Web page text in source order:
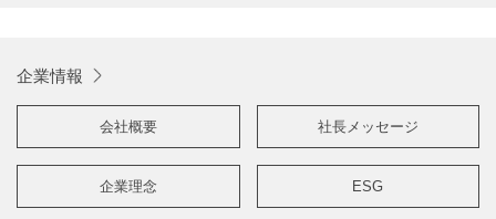
センコーグループホールディングス、日本プロゴルフ選手権に冠
企業情報
会社概要 社長メッセージ
企業理念 ESG